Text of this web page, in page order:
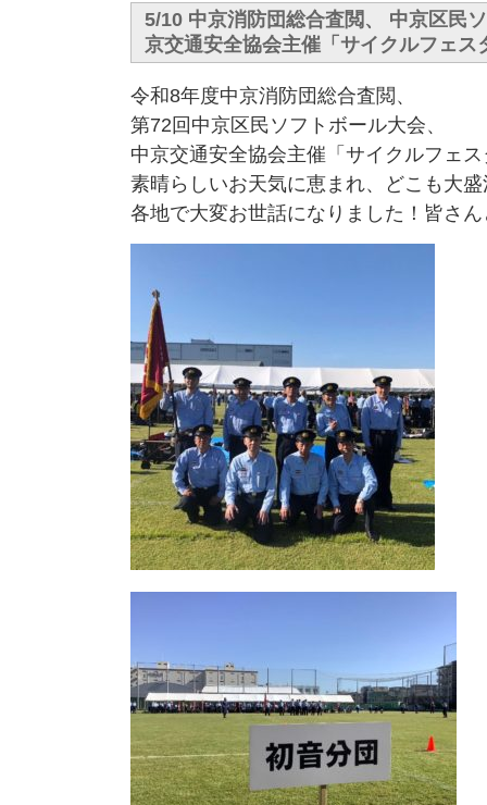
5/10 中京消防団総合査閲、 中京区民
京交通安全協会主催「サイクルフェス
令和8年度中京消防団総合査閲、
第72回中京区民ソフトボール大会、
中京交通安全協会主催「サイクルフェ
素晴らしいお天気に恵まれ、どこも大
各地で大変お世話になりました！皆さ